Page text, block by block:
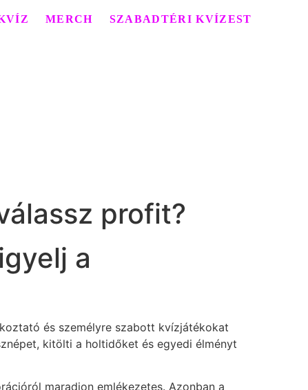
MERCH SZABADTÉRI KVÍZEST
profit?
a
és személyre szabott kvízjátékokat
kitölti a holtidőket és egyedi élményt
maradjon emlékezetes. Azonban a